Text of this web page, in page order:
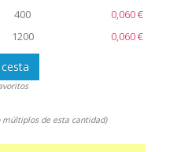
400
0,060 €
1200
0,060 €
de esta cantidad)